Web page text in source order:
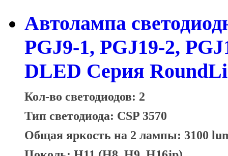
Автолампа
PGJ9-1, PGJ19-2,
DLED Серия
Кол-во светодиодов: 2
Тип светодиода: CSP 3570
Общая яркость на 2 лампы: 3100